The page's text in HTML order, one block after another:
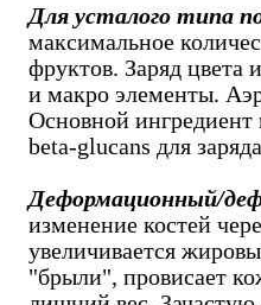
Для усталого типа
максимальное
фруктов. Заряд цвета
и макро элементы.
Основной
beta-glucans для
Деформационный/
изменение костей
увеличивается
"брыли", провисает